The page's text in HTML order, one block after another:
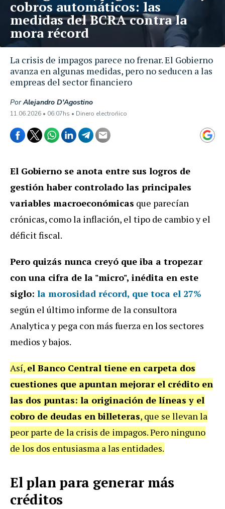
La crisis de impagos parece no frenar. El Gobierno
avanza en algunas medidas, pero no seducen a las
empreas del sector financiero
PorAlejandro D'Agostino
11.06.2026 • 06:07hs • Dinero electrońico
cobros automáticos: las
medidas del BCRA contra la
mora récord
El Gobierno se anota entre sus logros de
gestión haber controlado las principales
variables macroeconómicas que parecían
crónicas, como la inflación, el tipo de cambio y el
déficit fiscal.
Pero quizás nunca creyó que iba a tropezar
con una cifra de la "micro", inédita en este
siglo: la morosidad récord, que toca el 27%
según el último informe de la consultora
Analytica y pega con más fuerza en los sectores
medios y bajos.
Así, el Banco Central tiene en carpeta dos
cuestiones que apuntan mejorar el crédito en
las dos puntas: la originación de líneas y el
cobro de deudas en billeteras, que se llevan la
peor parte de la crisis de impagos. Pero ninguno
de los dos entusiasma a las entidades.
El plan para generar más
créditos